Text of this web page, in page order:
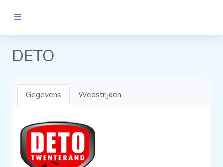
Wedstrijden
Statistieken
Voetbalpiramide
DETO
Gegevens Wedstrijden